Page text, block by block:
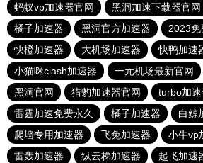
蚂蚁vp加速器官网
黑洞加速下载器官网
橘子加速器
黑洞官方加速器
2023免
快橙加速器
大机场加速器
快鸭加速
小猫咪ciash加速器
一元机场最新官网
黑洞官网
猎豹加速器官网 turbo加速
雷霆加速免费永久
橘子加速器
白鲸
爬墙专用加速器
飞兔加速器 小牛vp
雷轰加速器
纵云梯加速器 起飞加速